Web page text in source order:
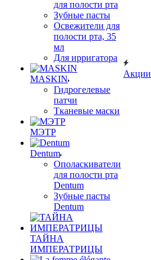
для полости рта
Зубные пасты
Освежители для
полости рта, 35
мл
Для ирригатора
MASKIN
Гидрогелевые
патчи
Тканевые маски
МЭТР
Dentum
Ополаскиватели
для полости рта
Dentum
Зубные пасты
Dentum
ТАЙНА
ИМПЕРАТРИЦЫ
Акции